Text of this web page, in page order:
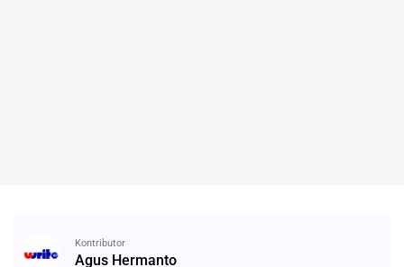
Kontributor
Agus Hermanto